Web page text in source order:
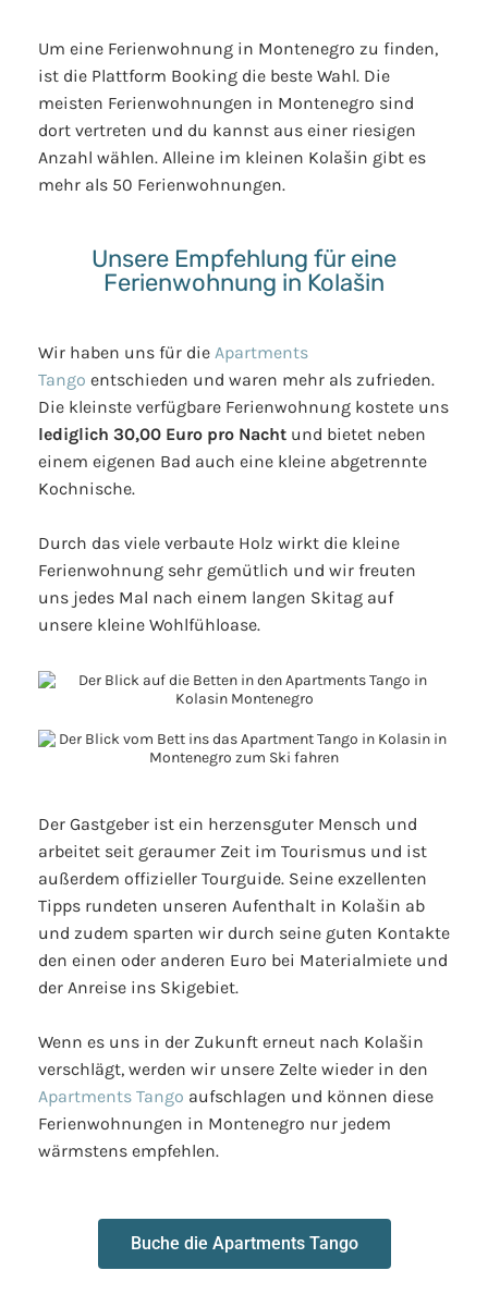
Um eine Ferienwohnung in Montenegro zu finden,
ist die Plattform Booking die beste Wahl. Die
meisten Ferienwohnungen in Montenegro sind
dort vertreten und du kannst aus einer riesigen
Anzahl wählen. Alleine im kleinen Kolašin gibt es
mehr als 50 Ferienwohnungen.
Unsere Empfehlung für eine
Ferienwohnung in Kolašin
Wir haben uns für die Apartments
Tango entschieden und waren mehr als zufrieden.
Die kleinste verfügbare Ferienwohnung kostete uns
lediglich 30,00 Euro pro Nacht und bietet neben
einem eigenen Bad auch eine kleine abgetrennte
Kochnische.
Durch das viele verbaute Holz wirkt die kleine
Ferienwohnung sehr gemütlich und wir freuten
uns jedes Mal nach einem langen Skitag auf
unsere kleine Wohlfühloase.
Der Gastgeber ist ein herzensguter Mensch und
arbeitet seit geraumer Zeit im Tourismus und ist
außerdem offizieller Tourguide. Seine exzellenten
Tipps rundeten unseren Aufenthalt in Kolašin ab
und zudem sparten wir durch seine guten Kontakte
den einen oder anderen Euro bei Materialmiete und
der Anreise ins Skigebiet.
Wenn es uns in der Zukunft erneut nach Kolašin
verschlägt, werden wir unsere Zelte wieder in den
Apartments Tango aufschlagen und können diese
Ferienwohnungen in Montenegro nur jedem
wärmstens empfehlen.
Buche die Apartments Tango